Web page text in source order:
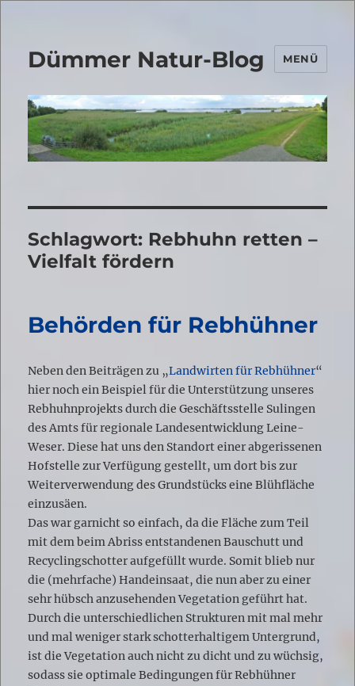
Dümmer Natur-Blog MENÜ
Schlagwort: Rebhuhn retten –
Vielfalt fördern
Behörden für Rebhühner
Neben den Beiträgen zu „Landwirten für Rebhühner“
hier noch ein Beispiel für die Unterstützung unseres
Rebhuhnprojekts durch die Geschäftsstelle Sulingen
des Amts für regionale Landesentwicklung Leine-
Weser. Diese hat uns den Standort einer abgerissenen
Hofstelle zur Verfügung gestellt, um dort bis zur
Weiterverwendung des Grundstücks eine Blühfläche
einzusäen.
Das war garnicht so einfach, da die Fläche zum Teil
mit dem beim Abriss entstandenen Bauschutt und
Recyclingschotter aufgefüllt wurde. Somit blieb nur
die (mehrfache) Handeinsaat, die nun aber zu einer
sehr hübsch anzusehenden Vegetation geführt hat.
Durch die unterschiedlichen Strukturen mit mal mehr
und mal weniger stark schotterhaltigem Untergrund,
ist die Vegetation auch nicht zu dicht und zu wüchsig,
sodass sie optimale Bedingungen für Rebhühner